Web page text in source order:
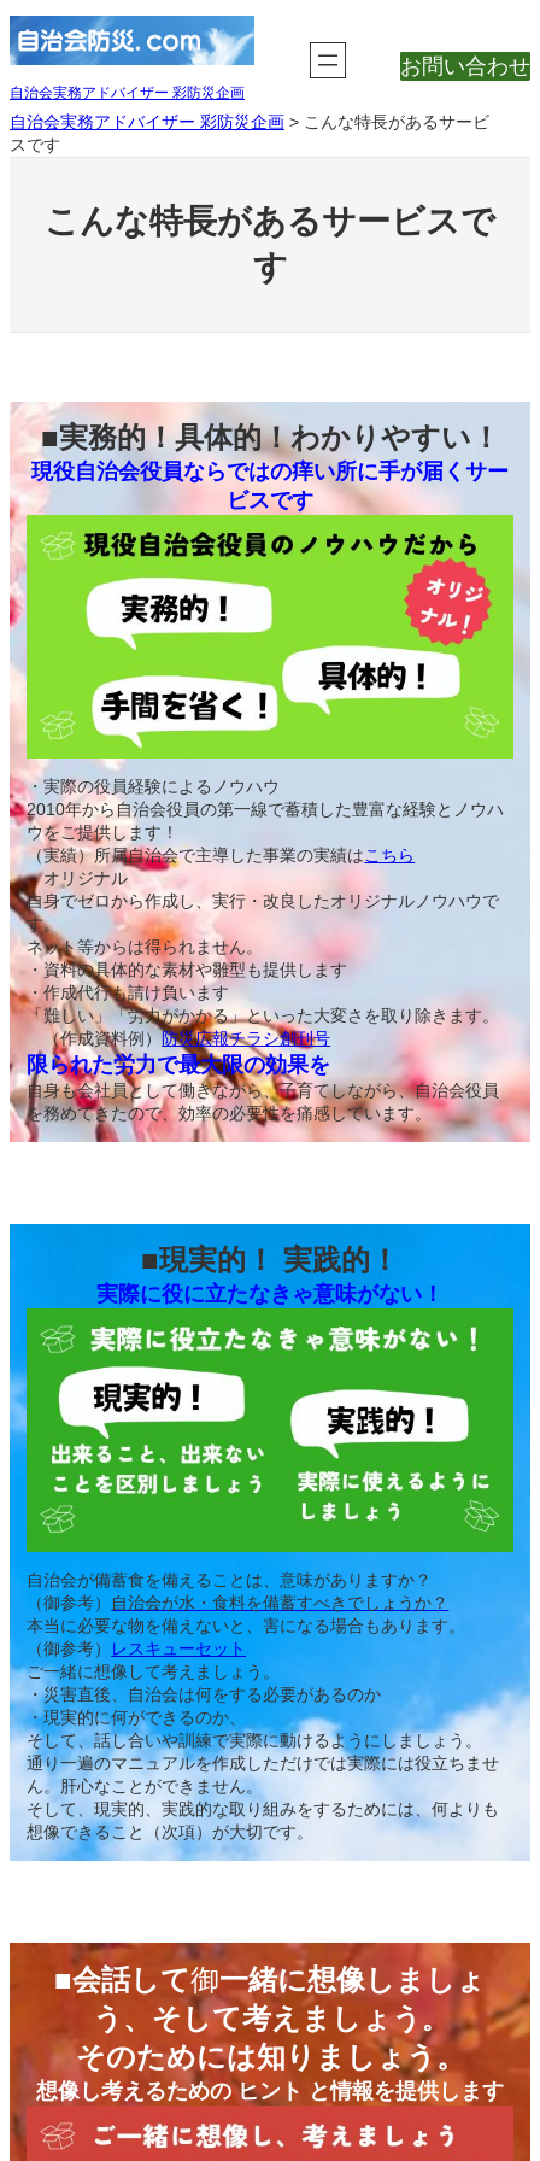
内
容
を
ス
キ
ッ
プ
自治会実務アドバイザー 彩防災企画
お問い合わせ
自治会実務アドバイザー 彩防災企画 > こんな特長があるサービ
スです
こんな特長があるサービスで
す
■実務的！具体的！わかりやすい！
現役自治会役員ならではの痒い所に手が届くサー
ビスです
・実際の役員経験によるノウハウ
2010年から自治会役員の第一線で蓄積した豊富な経験とノウハ
ウをご提供します！
（実績）所属自治会で主導した事業の実績はこちら
・オリジナル
自身でゼロから作成し、実行・改良したオリジナルノウハウで
す。
ネット等からは得られません。
・資料の具体的な素材や雛型も提供します
・作成代行も請け負います
「難しい」「労力がかかる」といった大変さを取り除きます。
（作成資料例）防災広報チラシ創刊号
限られた労力で最大限の効果を
自身も会社員として働きながら、子育てしながら、自治会役員
を務めてきたので、効率の必要性を痛感しています。
■現実的！ 実践的！
実際に役に立たなきゃ意味がない！
自治会が備蓄食を備えることは、意味がありますか？
（御参考）
自治会が水・食料を備蓄すべきでしょうか？
本当に必要な物を備えないと、害になる場合もあります。
（御参考）
レスキューセット
ご一緒に想像して考えましょう。
・災害直後、自治会は何をする必要があるのか
・現実的に何ができるのか、
そして、話し合いや訓練で実際に動けるようにしましょう。
通り一遍のマニュアルを作成しただけでは実際には役立ちませ
ん。肝心なことができません。
そして、現実的、実践的な取り組みをするためには、何よりも
想像できること（次項）が大切です。
■会話して御一緒に想像しましょ
う、そして考えましょう 。
そのためには知りましょう。
想像し考えるための ヒント と情報を提供します